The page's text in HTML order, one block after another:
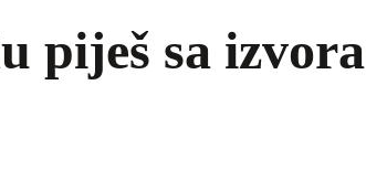
piješ sa izvora